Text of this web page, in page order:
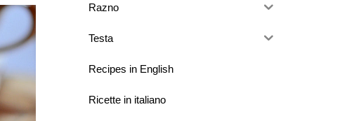
Razno
Testa
Recipes in English
Ricette in italiano